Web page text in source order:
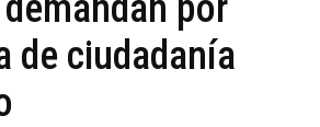
de ciudadanía